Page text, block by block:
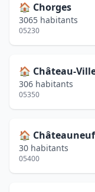
🏠 Chorges
3065 habitants
05230
🏠 Château-
306 habitants
05350
🏠
30 habitants
05400